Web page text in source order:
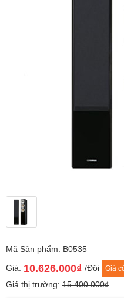
Mã Sản phẩm: B0535
Giá: 10.626.000₫ /Đôi Giá
Giá thị trường: 15.400.000₫